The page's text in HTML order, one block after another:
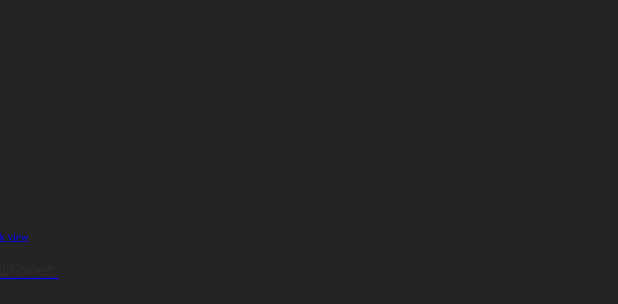
view